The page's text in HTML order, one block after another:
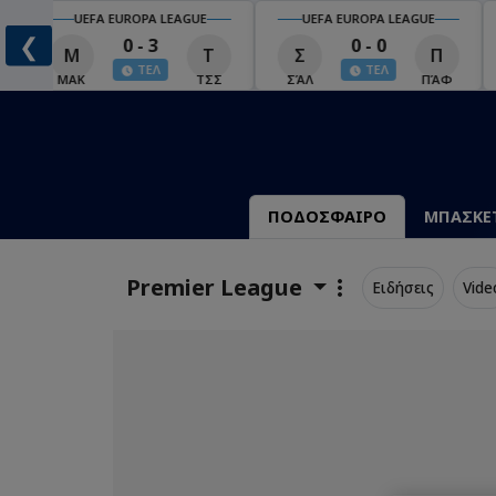
❮
UEFA EUROPA LEAGUE
Μ
ΜΑΚ
0 - 3
ΤΕΛ
Τ
ΤΣΣ
UEFA EUROPA LEAGUE
Σ
ΣΆΛ
0 - 0
ΤΕΛ
Π
ΠΆΦ
ΠΟΔΟΣΦΑΙΡΟ
Premier League Ειδήσεις